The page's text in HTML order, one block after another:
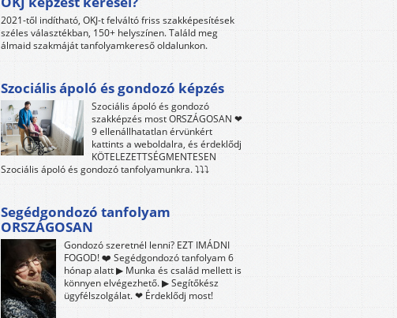
2021-től indítható, OKJ-t felváltó friss szakképesítések
széles választékban, 150+ helyszínen. Találd meg
álmaid szakmáját tanfolyamkereső oldalunkon.
Szociális ápoló és gondozó képzés
Szociális ápoló és gondozó
szakképzés most ORSZÁGOSAN ❤
9 ellenállhatatlan érvünkért
kattints a weboldalra, és érdeklődj
KÖTELEZETTSÉGMENTESEN
Szociális ápoló és gondozó tanfolyamunkra. ⤵⤵⤵
Segédgondozó tanfolyam
ORSZÁGOSAN
Gondozó szeretnél lenni? EZT IMÁDNI
FOGOD! ❤️ Segédgondozó tanfolyam 6
hónap alatt ▶ Munka és család mellett is
könnyen elvégezhető. ▶ Segítőkész
ügyfélszolgálat. ❤ Érdeklődj most!